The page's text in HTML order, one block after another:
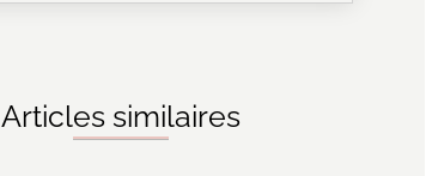
Articles similaires